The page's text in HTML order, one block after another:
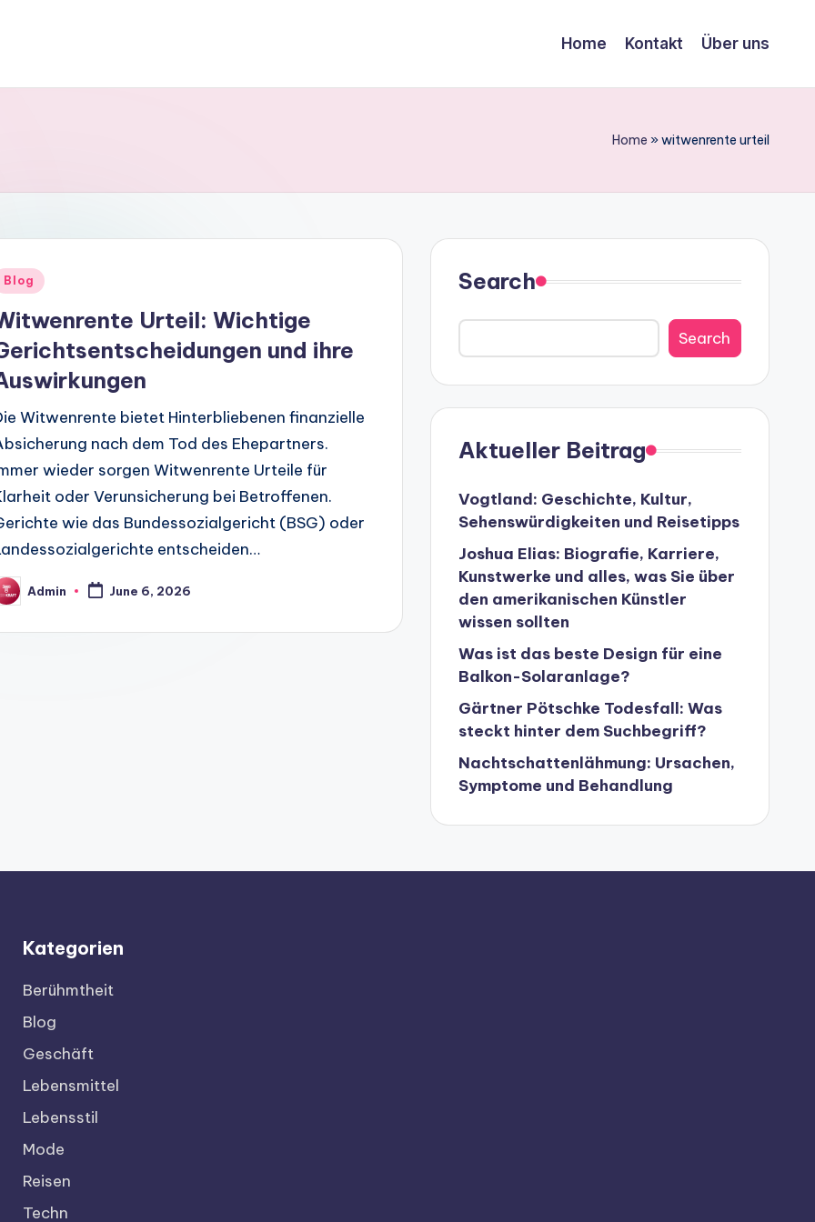
Home Kontakt Über uns
Home »witwenrente urteil
Blog
Urteil: Wichtige
und ihre
Witwenrente bietet Hinterbliebenen finanzielle
nach dem Tod des Ehepartners.
wieder sorgen Witwenrente Urteile für
oder Verunsicherung bei Betroffenen.
wie das Bundessozialgericht (BSG) oder
entscheiden…
Admin June 6, 2026
Search
Search
Aktueller Beitrag
Vogtland: Geschichte, Kultur,
Sehenswürdigkeiten und Reisetipps
Joshua Elias: Biografie, Karriere,
Kunstwerke und alles, was Sie über
den amerikanischen Künstler
wissen sollten
Was ist das beste Design für eine
Balkon-Solaranlage?
Gärtner Pötschke Todesfall: Was
steckt hinter dem Suchbegriff?
Nachtschattenlähmung: Ursachen,
Symptome und Behandlung
Kategorien
Berühmtheit
Blog
Geschäft
Lebensmittel
Lebensstil
Mode
Reisen
Techn